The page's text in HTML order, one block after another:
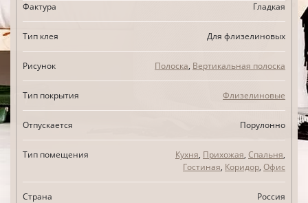
Фактура
Гладкая
Тип клея Для флизелиновых
Рисунок Полоска, Вертикальная полоска
Тип покрытия Флизелиновые
Отпускается Порулонно
Тип помещения Кухня, Прихожая, Спальня,
Гостиная, Коридор, Офис
Страна Россия